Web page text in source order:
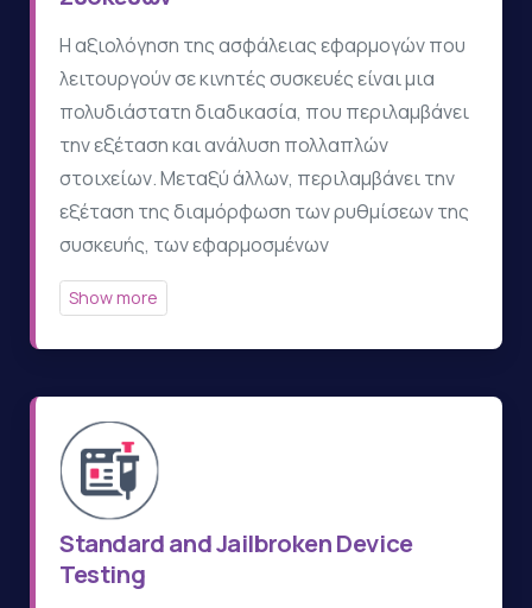
Η αξιολόγηση της ασφάλειας εφαρμογών που
λειτουργούν σε κινητές συσκευές είναι μια
πολυδιάστατη διαδικασία, που περιλαμβάνει
την εξέταση και ανάλυση πολλαπλών
στοιχείων. Μεταξύ άλλων, περιλαμβάνει την
εξέταση της διαμόρφωση των ρυθμίσεων της
συσκευής, των εφαρμοσμένων
Standard and Jailbroken Device
Testing